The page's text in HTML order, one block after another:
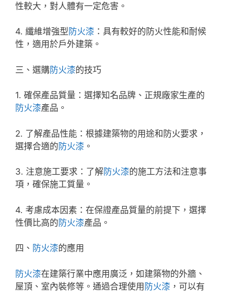
性較大，對人體有一定危害。
4. 纖維增強型 防火漆 ：具有較好的防火性能和耐候
性，適用於戶外建築。
三、選購防火漆的技巧
1. 確保產品質量：選擇知名品牌、正規廠家生產的
防火漆產品。
2. 了解產品性能：根據建築物的用途和防火要求，
選擇合適的防火漆 。
3. 注意施工要求：了解防火漆的施工方法和注意事
項，確保施工質量。
4. 考慮成本因素：在保證產品質量的前提下，選擇
性價比高的防火漆產品。
四、 防火漆的應用
防火漆在建築行業中應用廣泛，如建築物的外牆、
屋頂、室內裝修等。通過合理使用 防火漆 ，可以有